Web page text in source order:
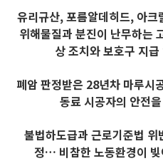
유리규산, 포름알데히드, 아
위해물질과 분진이 난무하는
상 조치와 보호구 지
폐암 판정받은 28년차 마루시
동료 시공자의 안전
불법하도급과 근로기준법
정… 비참한 노동환경이